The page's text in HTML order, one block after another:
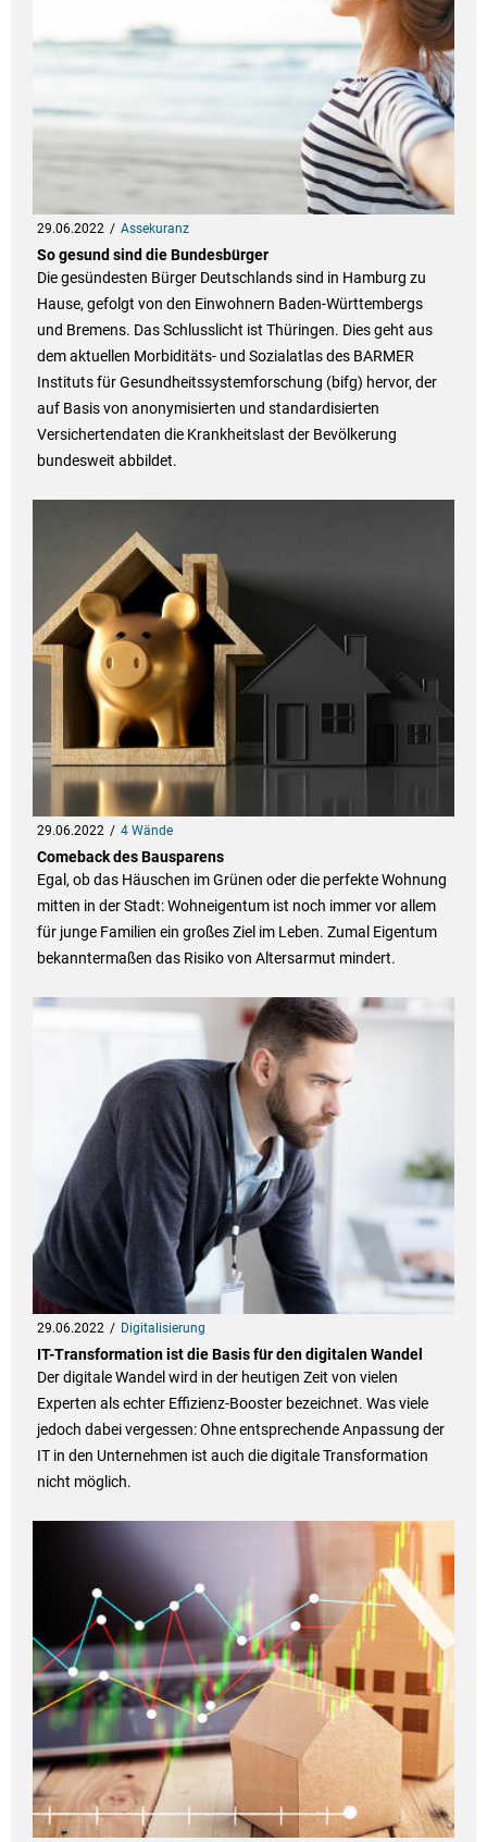
29.06.2022 Assekuranz
So gesund sind die Bundesbürger
Die gesündesten Bürger Deutschlands sind in Hamburg zu
Hause, gefolgt von den Einwohnern Baden-Württembergs
und Bremens. Das Schlusslicht ist Thüringen. Dies geht aus
dem aktuellen Morbiditäts- und Sozialatlas des BARMER
Instituts für Gesundheitssystemforschung (bifg) hervor, der
auf Basis von anonymisierten und standardisierten
Versichertendaten die Krankheitslast der Bevölkerung
bundesweit abbildet.
29.06.2022 4 Wände
Comeback des Bausparens
Egal, ob das Häuschen im Grünen oder die perfekte Wohnung
mitten in der Stadt: Wohneigentum ist noch immer vor allem
für junge Familien ein großes Ziel im Leben. Zumal Eigentum
bekanntermaßen das Risiko von Altersarmut mindert.
29.06.2022 Digitalisierung
IT-Transformation ist die Basis für den digitalen Wandel
Der digitale Wandel wird in der heutigen Zeit von vielen
Experten als echter Effizienz-Booster bezeichnet. Was viele
jedoch dabei vergessen: Ohne entsprechende Anpassung der
IT in den Unternehmen ist auch die digitale Transformation
nicht möglich.